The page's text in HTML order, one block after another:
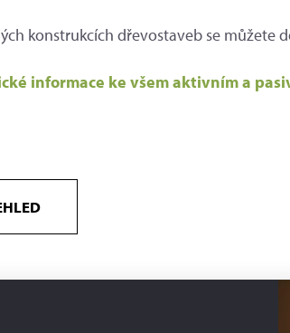
konstrukcích dřevostaveb se můžete
informace ke všem aktivním a